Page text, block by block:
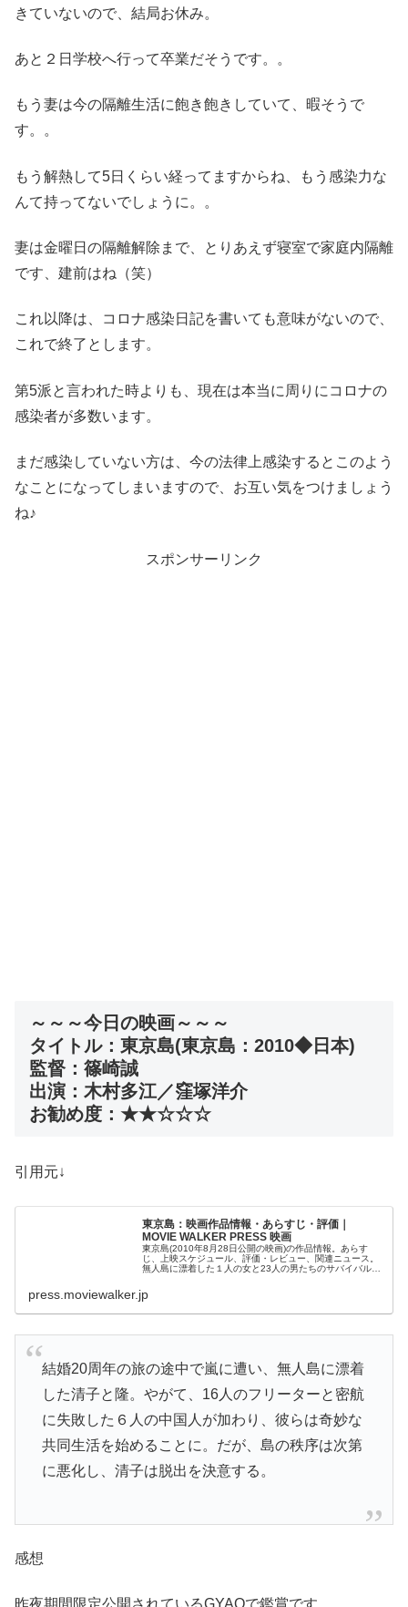
きていないので、結局お休み。
あと２日学校へ行って卒業だそうです。。
もう妻は今の隔離生活に飽き飽きしていて、暇そうで
す。。
もう解熱して5日くらい経ってますからね、もう感染力な
んて持ってないでしょうに。。
妻は金曜日の隔離解除まで、とりあえず寝室で家庭内隔離
です、建前はね（笑）
これ以降は、コロナ感染日記を書いても意味がないので、
これで終了とします。
第5派と言われた時よりも、現在は本当に周りにコロナの
感染者が多数います。
まだ感染していない方は、今の法律上感染するとこのよう
なことになってしまいますので、お互い気をつけましょう
ね♪
スポンサーリンク
～～～今日の映画～～～
タイトル：東京島(東京島：2010◆日本)
監督：篠崎誠
出演：木村多江／窪塚洋介
お勧め度：★★☆☆☆
引用元↓
東京島：映画作品情報・あらすじ・評価｜
MOVIE WALKER PRESS 映画
東京島(2010年8月28日公開の映画)の作品情報。あらす
じ、上映スケジュール、評価・レビュー、関連ニュース。
無人島に漂着した１人の女と23人の男たちのサバイバル生
press.moviewalker.jp
結婚20周年の旅の途中で嵐に遭い、無人島に漂着
した清子と隆。やがて、16人のフリーターと密航
に失敗した６人の中国人が加わり、彼らは奇妙な
共同生活を始めることに。だが、島の秩序は次第
に悪化し、清子は脱出を決意する。
感想
昨夜期間限定公開されているGYAOで鑑賞です。